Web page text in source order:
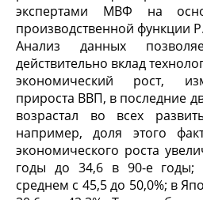
экспертами МВФ на
производственной функции
Анализ данных
действительно вклад
экономический рост,
прироста ВВП, в последние
возрастал во всех
например, доля этого
экономического роста
годы до 34,6 в 90-е годы;
среднем с 45,5 до 50,0%; в